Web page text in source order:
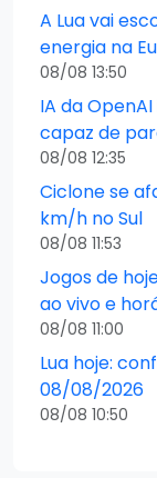
A Lua vai
energia na
08/08 13:50
IA da
capaz de
08/08 12:35
Ciclone se
km/h no Sul
08/08 11:53
Jogos de
ao vivo e
08/08 11:00
Lua hoje:
08/08/2026
08/08 10:50